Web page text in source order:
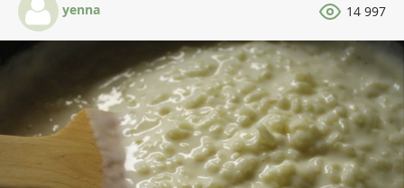
yenna 14 997